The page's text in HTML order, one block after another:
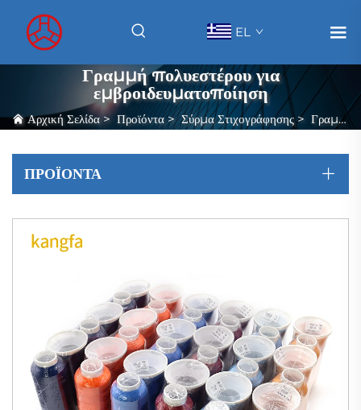
EL
Γραμμή πολυεστέρου για
εμβροιδευματοποίηση
Αρχική Σελίδα>Προϊόντα>Σύρμα Στιχογράφησης> Γραμμή πολυεστέρου για εμβροιδευματοποίηση
ΠΡΟΪΌΝΤΑ